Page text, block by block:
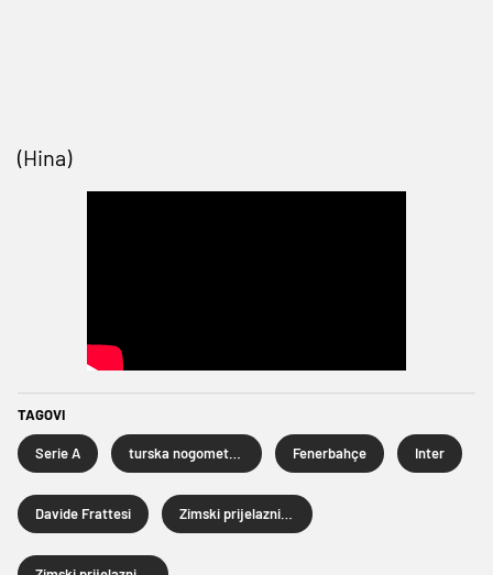
(Hina)
TAGOVI
Serie A Fenerbahçe Inter
Davide Frattesi